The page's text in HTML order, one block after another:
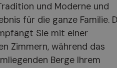
und Moderne und
für die ganze Familie.
Sie mit einer
Zimmern, während das
Berge Ihrem
Die Küche des Hotels
Aromen,
einem gemütlichen
Naturwundern des
Fameli einen idealen